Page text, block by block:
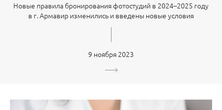
Новые правила бронирования фотостудий в 2024–2025 году
в г. Армавир изменились и введены новые условия
9 ноября 2023